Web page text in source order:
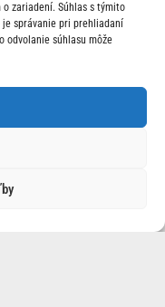
zariadení. Súhlas s týmito
správanie pri prehliadaní
odvolanie súhlasu môže
| Fabrizio Boldoni / DPPI